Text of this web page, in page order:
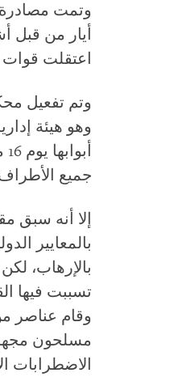
أيار من قبل
اعتقلت
وتم تفعيل
وهو هيئة
جميع
إلا أنه سبق
بالمعايير
بالإرهاب،
تسببت فيها
مسلحون
الاضطرابات